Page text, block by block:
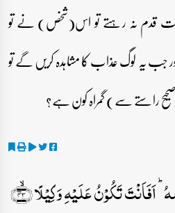
ثابت قدم نہ رہتے تو اس(شخص) نے تو
جب یہ لوگ عذاب کا مشاہدہ کریں گے تو
راستے سے) گمراہ کون ہے؟
تَکُوۡنُ عَلَیۡہِ وَکِیۡلًا ﴿ۙ۴۳﴾